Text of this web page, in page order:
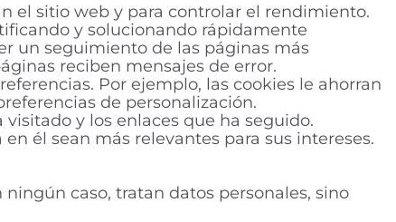
el sitio web y para controlar el rendimiento.
y solucionando rápidamente
un seguimiento de las páginas más
reciben mensajes de error.
Por ejemplo, las cookies le ahorran
de personalización.
y los enlaces que ha seguido.
él sean más relevantes para sus intereses.
caso, tratan datos personales, sino